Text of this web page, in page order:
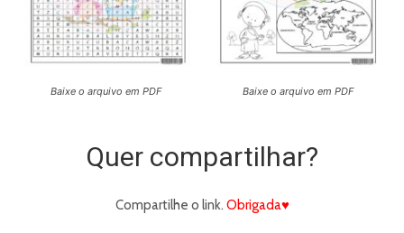
Baixe o arquivo em PDF Baixe o arquivo em PDF
Quer compartilhar?
Compartilhe o link. Obrigada♥